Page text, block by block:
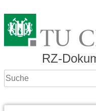
RZ-